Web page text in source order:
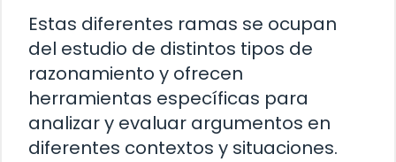
Estas diferentes ramas se ocupan
del estudio de distintos tipos de
razonamiento y ofrecen
herramientas específicas para
analizar y evaluar argumentos en
diferentes contextos y situaciones.